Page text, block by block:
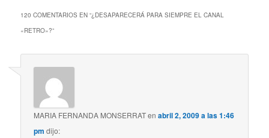
120 COMENTARIOS EN “¿DESAPARECERÁ PARA SIEMPRE EL CANAL
«RETRO»?”
MARIA FERNANDA MONSERRATenabril 2, 2009 a las 1:46
pm dijo: